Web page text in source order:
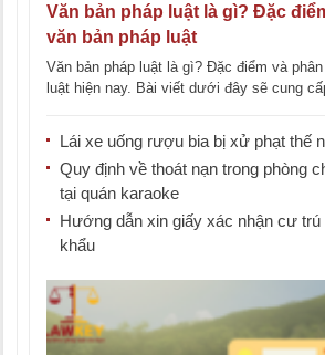
Văn bản pháp luật là gì? Đặc
văn bản pháp luật
Văn bản pháp luật là gì? Đặc điểm và
luật hiện nay. Bài viết dưới đây sẽ cung
Lái xe uống rượu bia bị xử phạt thế
Quy định về thoát nạn trong phòng
tại quán karaoke
Hướng dẫn xin giấy xác nhận cư trú
khẩu